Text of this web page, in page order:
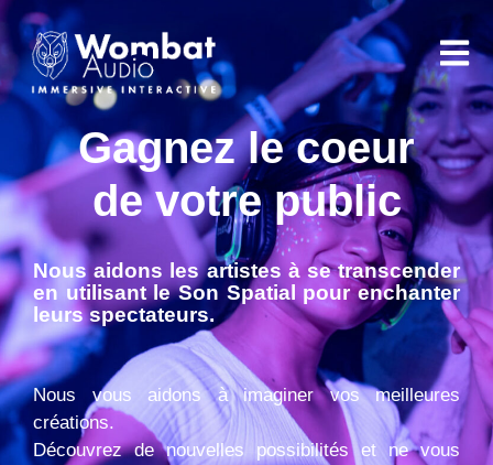
Gagnez le coeur
de votre public
Nous aidons les artistes à se transcender
en utilisant le Son Spatial pour enchanter
leurs spectateurs.
Nous vous aidons à imaginer vos meilleures
créations.
Découvrez de nouvelles possibilités et ne vous